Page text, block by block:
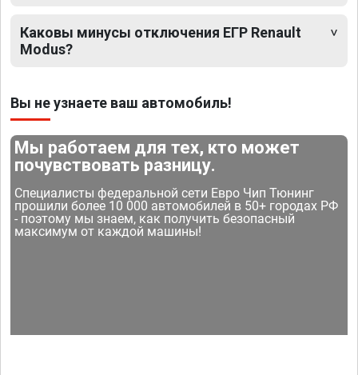
Каковы минусы отключения ЕГР Renault
Modus?
Вы не узнаете ваш автомобиль!
Мы работаем для тех, кто может
почувствовать разницу.
Специалисты федеральной сети Евро Чип Тюнинг
прошили более 10 000 автомобилей в 50+ городах РФ
- поэтому мы знаем, как получить безопасный
максимум от каждой машины!